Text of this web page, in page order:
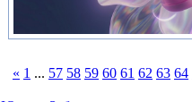
« 1 ... 57 58 59 60 61 62 63 64